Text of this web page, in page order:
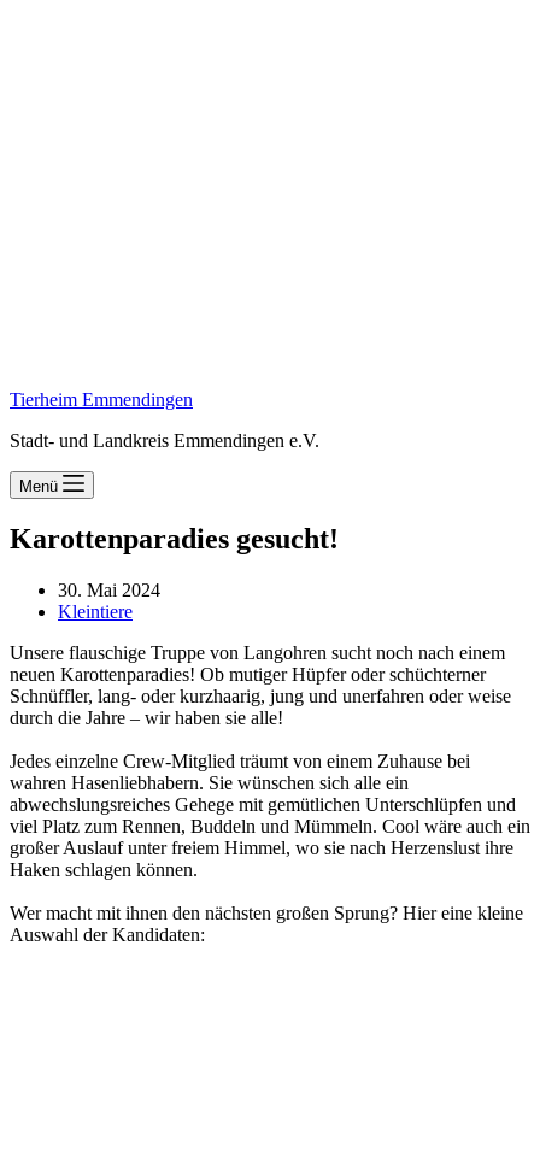
Tierheim Emmendingen
Stadt- und Landkreis Emmendingen e.V.
Menü
Karottenparadies gesucht!
30. Mai 2024
Kleintiere
Unsere flauschige Truppe von Langohren sucht noch nach einem
neuen Karottenparadies! Ob mutiger Hüpfer oder schüchterner
Schnüffler, lang- oder kurzhaarig, jung und unerfahren oder weise
durch die Jahre – wir haben sie alle!
Jedes einzelne Crew-Mitglied träumt von einem Zuhause bei
wahren Hasenliebhabern. Sie wünschen sich alle ein
abwechslungsreiches Gehege mit gemütlichen Unterschlüpfen und
viel Platz zum Rennen, Buddeln und Mümmeln. Cool wäre auch ein
großer Auslauf unter freiem Himmel, wo sie nach Herzenslust ihre
Haken schlagen können.
Wer macht mit ihnen den nächsten großen Sprung? Hier eine kleine
Auswahl der Kandidaten: